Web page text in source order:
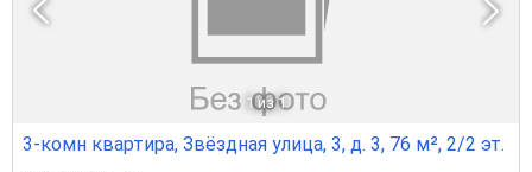
1 из 1
3-комн квартира, Звёздная улица, 3, д. 3, 76 м², 2/2 эт.